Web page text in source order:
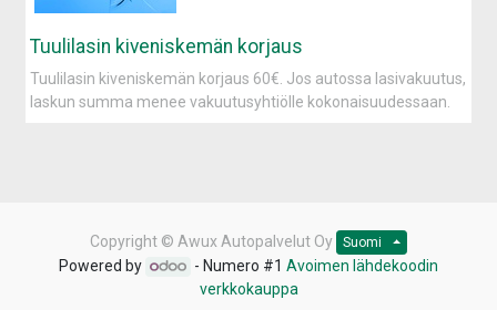
Tuulilasin kiveniskemän korjaus
Tuulilasin kiveniskemän korjaus 60€. Jos autossa lasivakuutus,
laskun summa menee vakuutusyhtiölle kokonaisuudessaan.
Copyright © Awux Autopalvelut Oy Suomi
Powered by - Numero #1 Avoimen lähdekoodin
verkkokauppa